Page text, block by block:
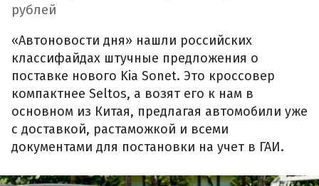
рублей
«Автоновости дня» нашли российских
классифайдах штучные предложения о
поставке нового Kia Sonet. Это кроссовер
компактнее Seltos, а возят его к нам в
основном из Китая, предлагая автомобили уже
с доставкой, растаможкой и всеми
документами для постановки на учет в ГАИ.